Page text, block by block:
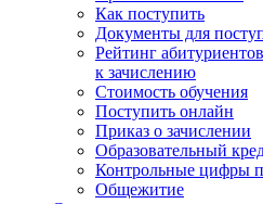
Как поступить
Документы для
Рейтинг
к зачислению
Стоимость обучения
Поступить онлайн
Приказ о зачислении
Образовательный
Контрольные цифры
Общежитие